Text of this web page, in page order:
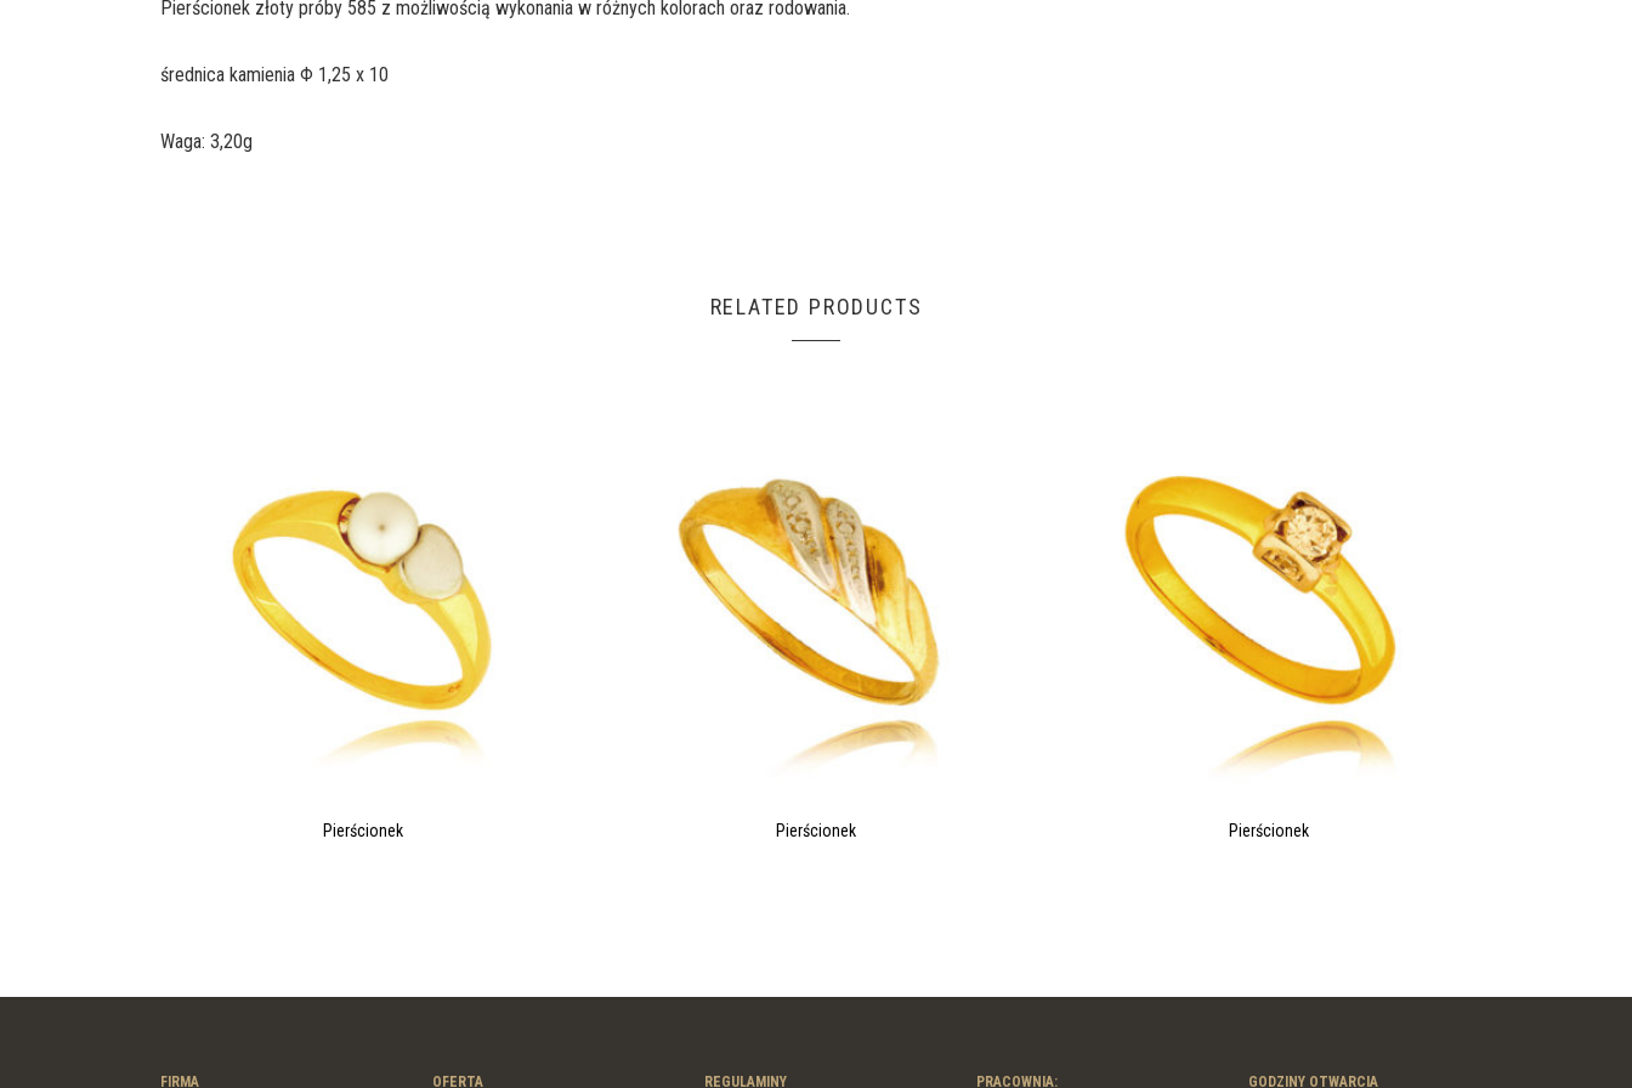
Pierścionek złoty próby 585 z możliwością wykonania w różnych kolorach oraz rodowania.
średnica kamienia Φ 1,25 x 10
Waga: 3,20g
RELATED PRODUCTS
Pierścionek Pierścionek Pierścionek
FIRMA OFERTA REGULAMINY PRACOWNIA: GODZINY OTWARCIA